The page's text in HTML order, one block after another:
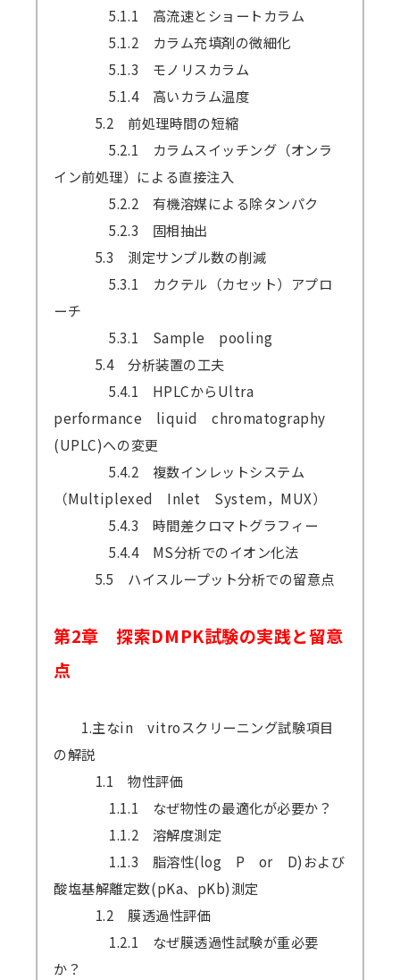
5.1.1 高流速とショートカラム
5.1.2 カラム充填剤の微細化
5.1.3 モノリスカラム
5.1.4 高いカラム温度
5.2 前処理時間の短縮
5.2.1 カラムスイッチング（オンラ
イン前処理）による直接注入
5.2.2 有機溶媒による除タンパク
5.2.3 固相抽出
5.3 測定サンプル数の削減
5.3.1 カクテル（カセット）アプロ
ーチ
5.3.1 Sample pooling
5.4 分析装置の工夫
5.4.1 HPLCからUltra
performance liquid chromatography
(UPLC)への変更
5.4.2 複数インレットシステム
（Multiplexed Inlet System，MUX）
5.4.3 時間差クロマトグラフィー
5.4.4 MS分析でのイオン化法
5.5 ハイスループット分析での留意点
第2章 探索DMPK試験の実践と留意
点
1.主なin vitroスクリーニング試験項目
の解説
1.1 物性評価
1.1.1 なぜ物性の最適化が必要か？
1.1.2 溶解度測定
1.1.3 脂溶性(log P or D)および
酸塩基解離定数(pKa、pKb)測定
1.2 膜透過性評価
1.2.1 なぜ膜透過性試験が重必要
か？